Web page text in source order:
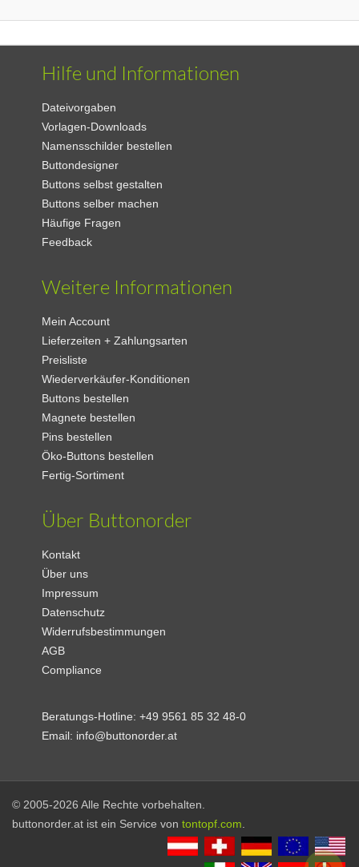
Hilfe und Informationen
Dateivorgaben
Vorlagen-Downloads
Namensschilder bestellen
Buttondesigner
Buttons selbst gestalten
Buttons selber machen
Häufige Fragen
Feedback
Weitere Informationen
Mein Account
Lieferzeiten + Zahlungsarten
Preisliste
Wiederverkäufer-Konditionen
Buttons bestellen
Magnete bestellen
Pins bestellen
Öko-Buttons bestellen
Fertig-Sortiment
Über Buttonorder
Kontakt
Über uns
Impressum
Datenschutz
Widerrufsbestimmungen
AGB
Compliance
Beratungs-Hotline:+49 9561 85 32 48-0
Email: info@buttonorder.at
© 2005-2026 Alle Rechte vorbehalten.
buttonorder.at ist ein Service von tontopf.com